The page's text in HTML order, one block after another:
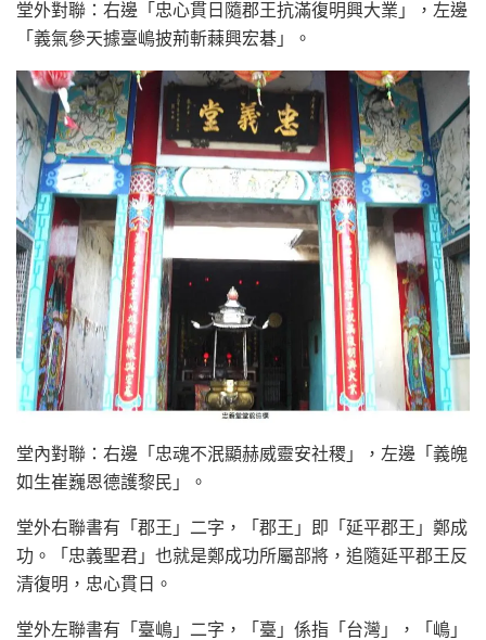
堂外對聯：右邊「忠心貫日隨郡王抗滿復明興大業」，左邊
「義氣參天據臺嶋披荊斬蕀興宏碁」。
堂內對聯：右邊「忠魂不泯顯赫威靈安社稷」，左邊「義魄
如生崔巍恩德護黎民」。
堂外右聯書有「郡王」二字，「郡王」即「延平郡王」鄭成
功。「忠義聖君」也就是鄭成功所屬部將，追隨延平郡王反
清復明，忠心貫日。
堂外左聯書有「臺嶋」二字，「臺」係指「台灣」，「嶋」